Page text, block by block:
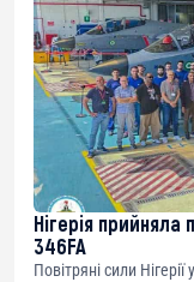
Нігерія
346FA
Повітряні сили